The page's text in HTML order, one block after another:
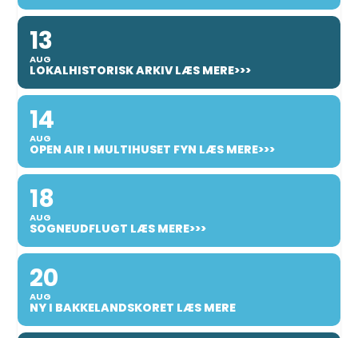
13
AUG
LOKALHISTORISK ARKIV LÆS MERE>>>
14
AUG
OPEN AIR I MULTIHUSET FYN LÆS MERE>>>
18
AUG
SOGNEUDFLUGT LÆS MERE>>>
20
AUG
NY I BAKKELANDSKORET LÆS MERE